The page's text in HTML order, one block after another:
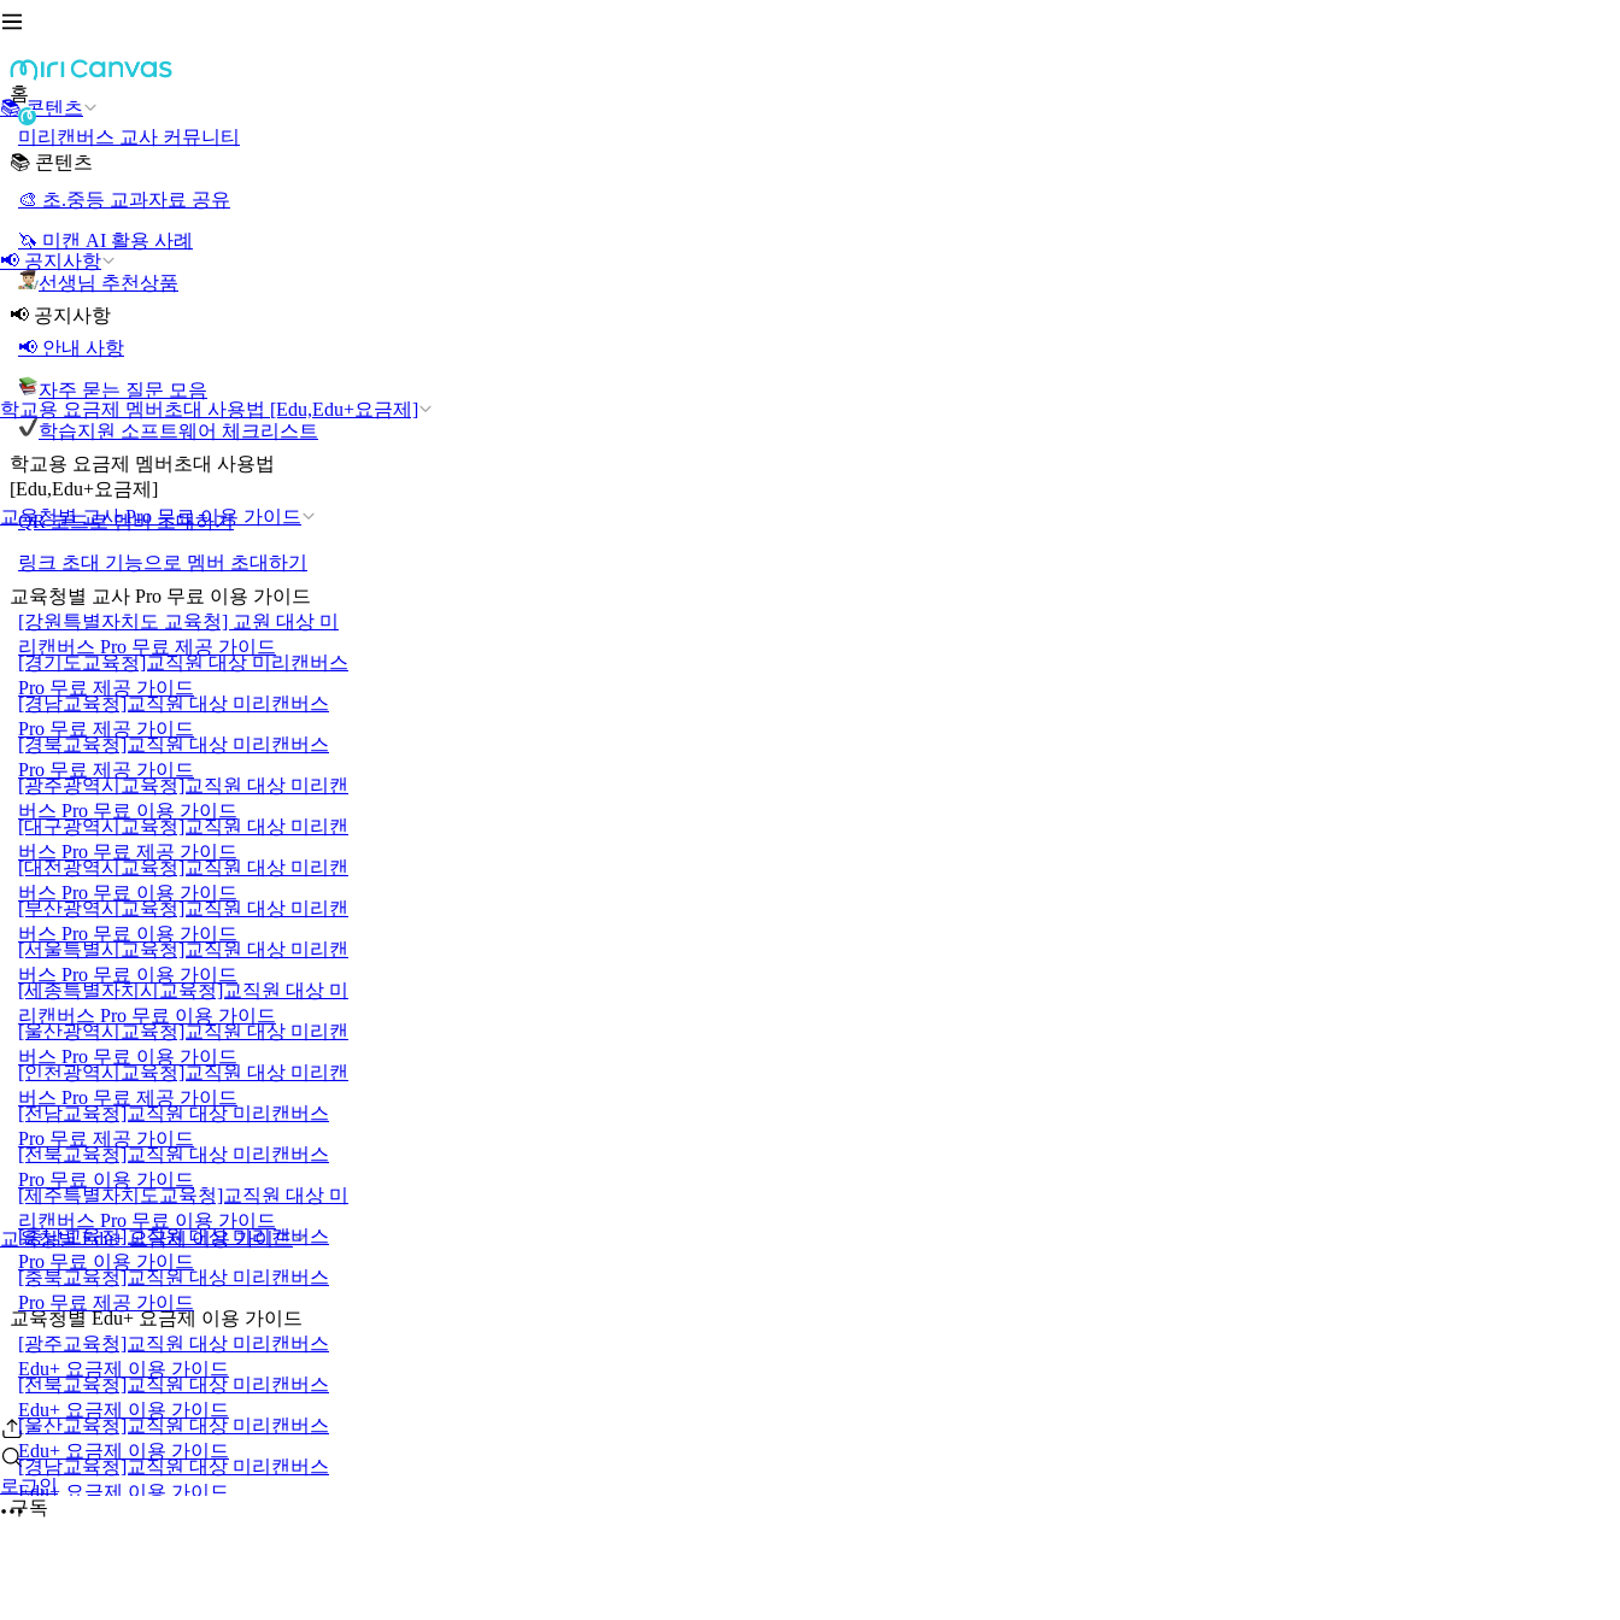
📚 콘텐츠
📢 공지사항
학교용 요금제 멤버초대 사용법 [Edu,Edu+요금제]
교육청별 교사 Pro 무료 이용 가이드
교육청별 Edu+ 요금제 이용 가이드
로그인
홈
미리캔버스 교사 커뮤니티
📚 콘텐츠
🎨 초.중등 교과자료 공유
🦄 미캔 AI 활용 사례
선생님 추천상품
📢 공지사항
📢 안내 사항
자주 묻는 질문 모음
학습지원 소프트웨어 체크리스트
학교용 요금제 멤버초대 사용법
[Edu,Edu+요금제]
QR 코드로 멤버 초대하기
링크 초대 기능으로 멤버 초대하기
교육청별 교사 Pro 무료 이용 가이드
[강원특별자치도 교육청] 교원 대상 미
리캔버스 Pro 무료 제공 가이드
[경기도교육청]교직원 대상 미리캔버스
Pro 무료 제공 가이드
[경남교육청]교직원 대상 미리캔버스
Pro 무료 제공 가이드
[경북교육청]교직원 대상 미리캔버스
Pro 무료 제공 가이드
[광주광역시교육청]교직원 대상 미리캔
버스 Pro 무료 이용 가이드
[대구광역시교육청]교직원 대상 미리캔
버스 Pro 무료 제공 가이드
[대전광역시교육청]교직원 대상 미리캔
버스 Pro 무료 이용 가이드
[부산광역시교육청]교직원 대상 미리캔
버스 Pro 무료 이용 가이드
[서울특별시교육청]교직원 대상 미리캔
버스 Pro 무료 이용 가이드
[세종특별자치시교육청]교직원 대상 미
리캔버스 Pro 무료 이용 가이드
[울산광역시교육청]교직원 대상 미리캔
버스 Pro 무료 이용 가이드
[인천광역시교육청]교직원 대상 미리캔
버스 Pro 무료 제공 가이드
[전남교육청]교직원 대상 미리캔버스
Pro 무료 제공 가이드
[전북교육청]교직원 대상 미리캔버스
Pro 무료 이용 가이드
[제주특별자치도교육청]교직원 대상 미
리캔버스 Pro 무료 이용 가이드
[충남교육청]교직원 대상 미리캔버스
Pro 무료 이용 가이드
[충북교육청]교직원 대상 미리캔버스
Pro 무료 제공 가이드
교육청별 Edu+ 요금제 이용 가이드
[광주교육청]교직원 대상 미리캔버스
Edu+ 요금제 이용 가이드
[전북교육청]교직원 대상 미리캔버스
Edu+ 요금제 이용 가이드
[울산교육청]교직원 대상 미리캔버스
Edu+ 요금제 이용 가이드
[경남교육청]교직원 대상 미리캔버스
Edu+ 요금제 이용 가이드
구독